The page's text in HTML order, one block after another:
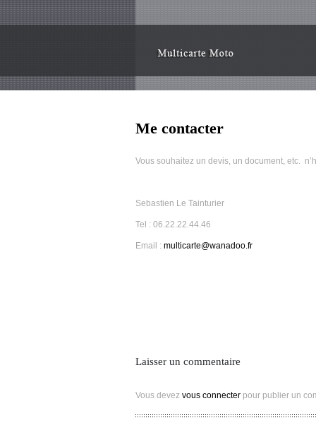
Me contacter
Vous souhaitez un devis, un document, etc.
Sebastien Le Tainturier
Tel : 06.22.22.44.46
Email : multicarte@wanadoo.fr
Laisser un commentaire
Vous devez vous connecter pour publier un